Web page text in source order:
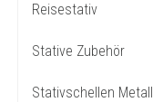
Reisestativ
Stative Zubehör
Stativschellen Metall